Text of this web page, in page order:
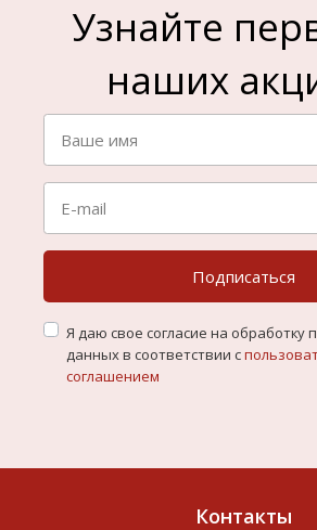
Узнайте
наших
Подписаться
Я даю свое согласие на обработку
данных в соответствии с
соглашением
Контакты